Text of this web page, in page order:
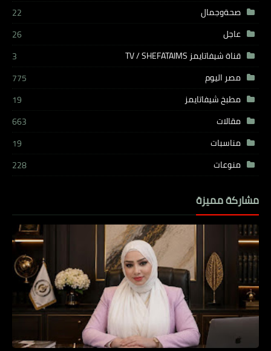
صحةوجمال
22
عاجل
26
قناة شيفاتايمز TV / SHEFATAIMS
3
مصر اليوم
775
مطبخ شيفاتايمز
19
مقالات
663
مناسبات
19
منوعات
228
مشاركة مميزة